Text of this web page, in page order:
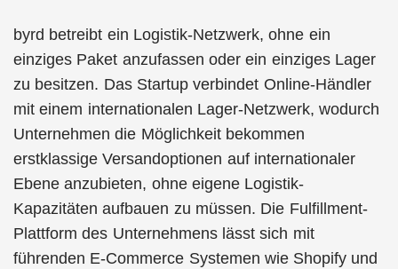
byrd betreibt ein Logistik-Netzwerk, ohne ein
einziges Paket anzufassen oder ein einziges Lager
zu besitzen. Das Startup verbindet Online-Händler
mit einem internationalen Lager-Netzwerk, wodurch
Unternehmen die Möglichkeit bekommen
erstklassige Versandoptionen auf internationaler
Ebene anzubieten, ohne eigene Logistik-
Kapazitäten aufbauen zu müssen. Die Fulfillment-
Plattform des Unternehmens lässt sich mit
führenden E-Commerce Systemen wie Shopify und